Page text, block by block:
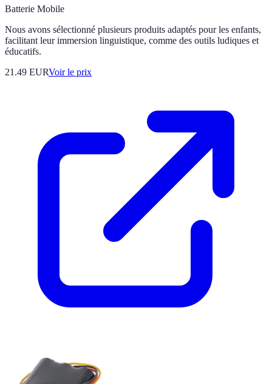
Batterie Mobile
Nous avons sélectionné plusieurs produits adaptés pour les enfants,
facilitant leur immersion linguistique, comme des outils ludiques et
éducatifs.
21.49 EURVoir le prix